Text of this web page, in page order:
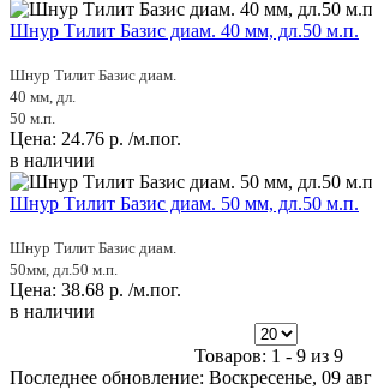
Шнур Тилит Базис диам. 40 мм, дл.50 м.п.
Шнур Тилит Базис диам.
40 мм, дл.
50 м.п.
Цена: 24.76 р. /м.пог.
в наличии
Шнур Тилит Базис диам. 50 мм, дл.50 м.п.
Шнур Тилит Базис диам.
50мм, дл.50 м.п.
Цена: 38.68 р. /м.пог.
в наличии
Товаров: 1 - 9 из 9
Последнее обновление: Воскресенье, 09